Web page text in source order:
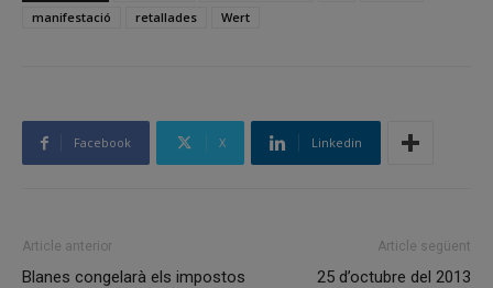
manifestació
retallades Wert
Facebook X Linkedin
Article anterior
Blanes congelarà els impostos
Article següent
25 d’octubre del 2013